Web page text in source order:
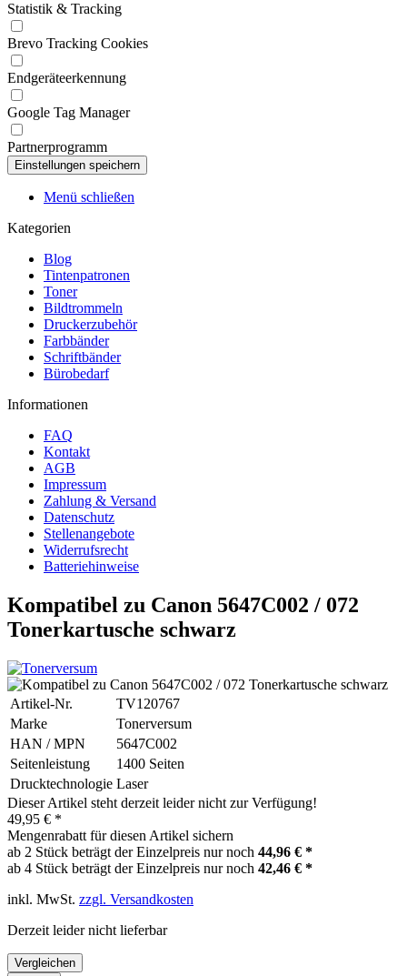
Statistik & Tracking
Brevo Tracking Cookies
Endgeräteerkennung
Google Tag Manager
Partnerprogramm
Menü schließen
Kategorien
Blog
Tintenpatronen
Toner
Bildtrommeln
Druckerzubehör
Farbbänder
Schriftbänder
Bürobedarf
Informationen
FAQ
Kontakt
AGB
Impressum
Zahlung & Versand
Datenschutz
Stellenangebote
Widerrufsrecht
Batteriehinweise
Kompatibel zu Canon 5647C002 / 072
Tonerkartusche schwarz
Artikel-Nr.
TV120767
Marke
Tonerversum
HAN / MPN
5647C002
Seitenleistung
1400 Seiten
Drucktechnologie Laser
Dieser Artikel steht derzeit leider nicht zur Verfügung!
49,95 € *
Mengenrabatt für diesen Artikel sichern
ab 2 Stück beträgt der Einzelpreis nur noch 44,96 € *
ab 4 Stück beträgt der Einzelpreis nur noch 42,46 € *
inkl. MwSt. zzgl. Versandkosten
Derzeit leider nicht lieferbar
Vergleichen